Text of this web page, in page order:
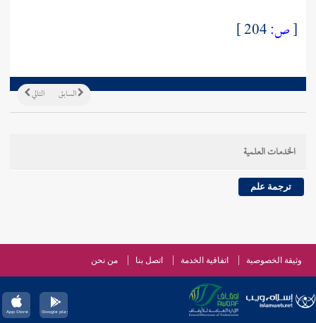
[ص:
التالي السابق
الخدمات العلمية
ترجمة علم
وثيقة الخصوصية اتفاقية الخدمة اتصل بنا من نحن